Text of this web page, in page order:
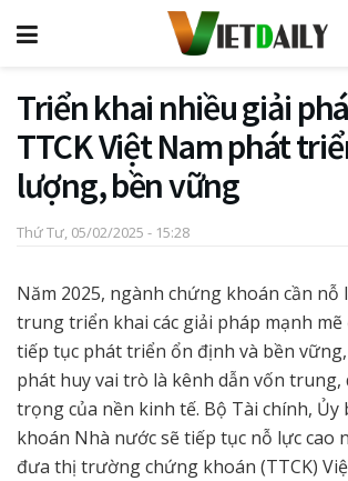
Triển khai nhiều giải
TTCK Việt Nam phát
lượng, bền vững
Thứ Tư, 05/02/2025 - 15:28
Năm 2025, ngành chứng khoán cần nỗ
trung triển khai các giải pháp mạnh
tiếp tục phát triển ổn định và bền
phát huy vai trò là kênh dẫn vốn trung,
trọng của nền kinh tế. Bộ Tài chính, Ủy
khoán Nhà nước sẽ tiếp tục nỗ lực cao
đưa thị trường chứng khoán (TTCK)